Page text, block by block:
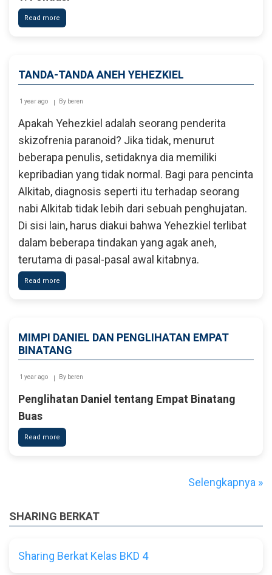
Read more
Keunikan
TANDA-TANDA ANEH YEHEZKIEL
1 year ago By beren
Apakah Yehezkiel adalah seorang penderita
skizofrenia paranoid? Jika tidak, menurut
beberapa penulis, setidaknya dia memiliki
kepribadian yang tidak normal. Bagi para pencinta
Alkitab, diagnosis seperti itu terhadap seorang
nabi Alkitab tidak lebih dari sebuah penghujatan.
Di sisi lain, harus diakui bahwa Yehezkiel terlibat
dalam beberapa tindakan yang agak aneh,
terutama di pasal-pasal awal kitabnya.
Read more
Tanda-
MIMPI DANIEL DAN PENGLIHATAN EMPAT
BINATANG
1 year ago By beren
Penglihatan Daniel tentang Empat Binatang
Buas
Read more
Mimpi
Selengkapnya »
SHARING BERKAT
Sharing Berkat Kelas BKD 4